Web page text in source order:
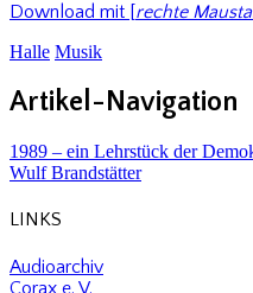
Download mit [rechte
Halle Musik
Artikel-Navigation
1989 – ein Lehrstück der
Wulf Brandstätter
LINKS
Audioarchiv
Corax e. V.